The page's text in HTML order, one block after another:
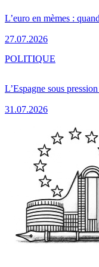
L’euro en mèmes :
27.07.2026
L’Espagne sous
31.07.2026
POLITIQUE